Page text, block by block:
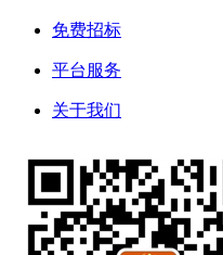
免费招标
平台服务
关于我们